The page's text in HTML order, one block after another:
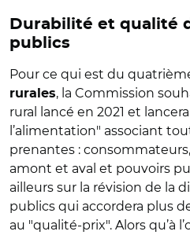
Durabilité et qualité
publics
Pour ce qui est du
rurales, la Commission
rural lancé en 2021 et
l’alimentation" associant
prenantes :
amont et aval et pouvoirs
ailleurs sur la révision de la
publics qui accordera plus
au "qualité-prix". Alors qu’à